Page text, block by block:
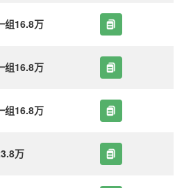
组16.8万
组16.8万
组16.8万
万